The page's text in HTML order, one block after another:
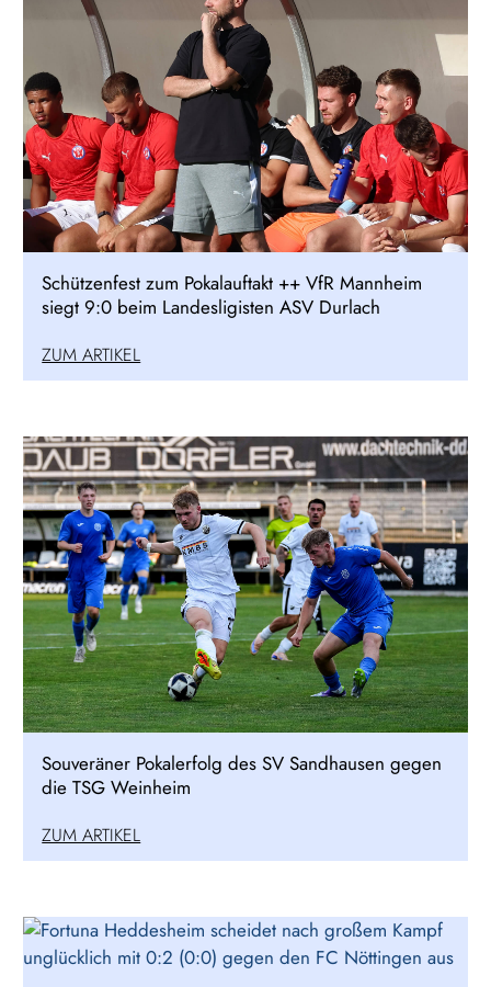
Schützenfest zum Pokalauftakt ++ VfR Mannheim
siegt 9:0 beim Landesligisten ASV Durlach
ZUM ARTIKEL
Souveräner Pokalerfolg des SV Sandhausen gegen
die TSG Weinheim
ZUM ARTIKEL